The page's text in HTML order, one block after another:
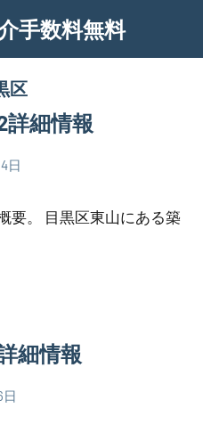
手数料無料
区
詳細情報
日
要。 目黒区東山にある築
細情報